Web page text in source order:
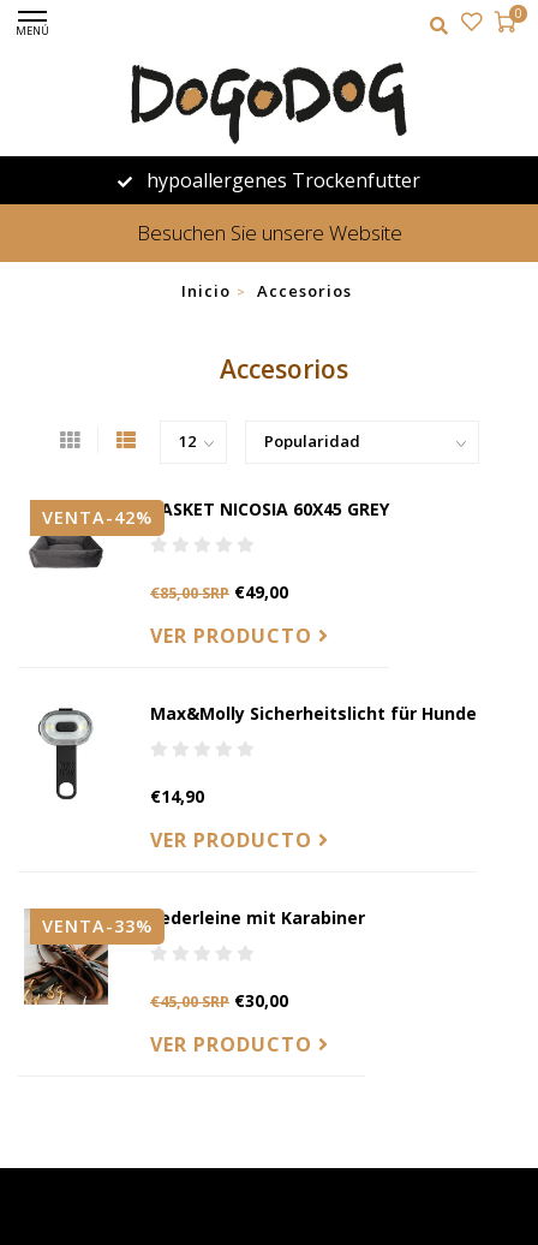
MENÚ
0
hypoallergenes Trockenfutter
Besuchen Sie unsere Website
Inicio > Accesorios
Accesorios
VENTA-42% BASKET NICOSIA 60X45 GREY
€85,00 SRP €49,00
VER PRODUCTO
Max&Molly Sicherheitslicht für Hunde
€14,90
VER PRODUCTO
VENTA-33% Lederleine mit Karabiner
€45,00 SRP €30,00
VER PRODUCTO